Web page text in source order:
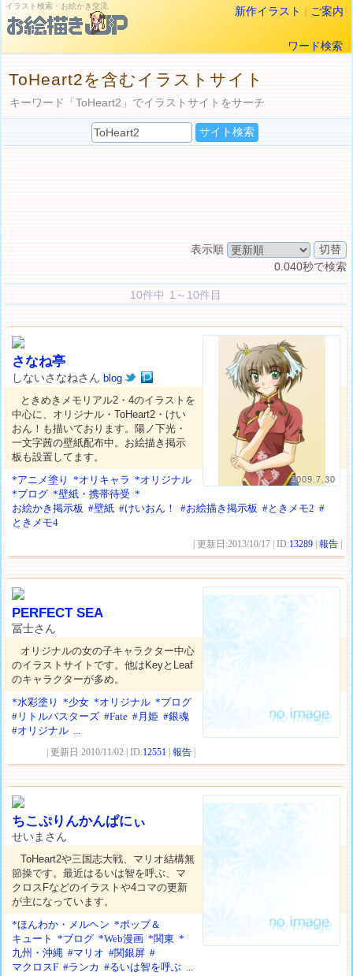
イラスト検索・お絵かき交流 新作イラスト | ご案内
ワード検索
ToHeart2を含むイラストサイト
キーワード「ToHeart2」でイラストサイトをサーチ
表示順
0.040秒で検索
10件中 1～10件目
2009.7.30
さなね亭
しないさなねさんblog
ときめきメモリアル2・4のイラストを
中心に、オリジナル・ToHeart2・けい
おん！も描いております。陽ノ下光・
一文字茜の壁紙配布中。お絵描き掲示
板も設置してます。
*アニメ塗り
*オリキャラ *オリジナル
*ブログ *壁紙・携帯待受 *
お絵かき掲示板 #壁紙 #けいおん！ #お絵描き掲示板 #ときメモ2 #
ときメモ4
| 更新日:2013/10/17 | ID:13289 |報告
PERFECT SEA
冨士さん
オリジナルの女の子キャラクター中心
のイラストサイトです。他はKeyとLeaf
のキャラクターが多め。
*水彩塗り
*少女 *オリジナル *ブログ
#リトルバスターズ #Fate #月姫 #銀魂
#オリジナル ...
| 更新日:2010/11/02 | ID:12551 |報告
ちこぷりんかんぱにぃ
せいまさん
ToHeart2や三国志大戦、マリオ結構無
節操です。最近はるいは智を呼ぶ、マ
クロスFなどのイラストや4コマの更新
が主になっています。
*ほんわか・メルヘン *ポップ＆
キュート
*ブログ *Web漫画 *関東 *
九州・沖縄 #マリオ #関銀屏 #
マクロスF #ランカ #るいは智を呼ぶ ...